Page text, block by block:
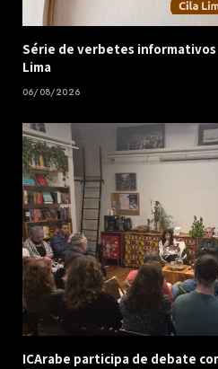
Série de verbetes informativos
Lima
06/08/2026
ICArabe participa de debate